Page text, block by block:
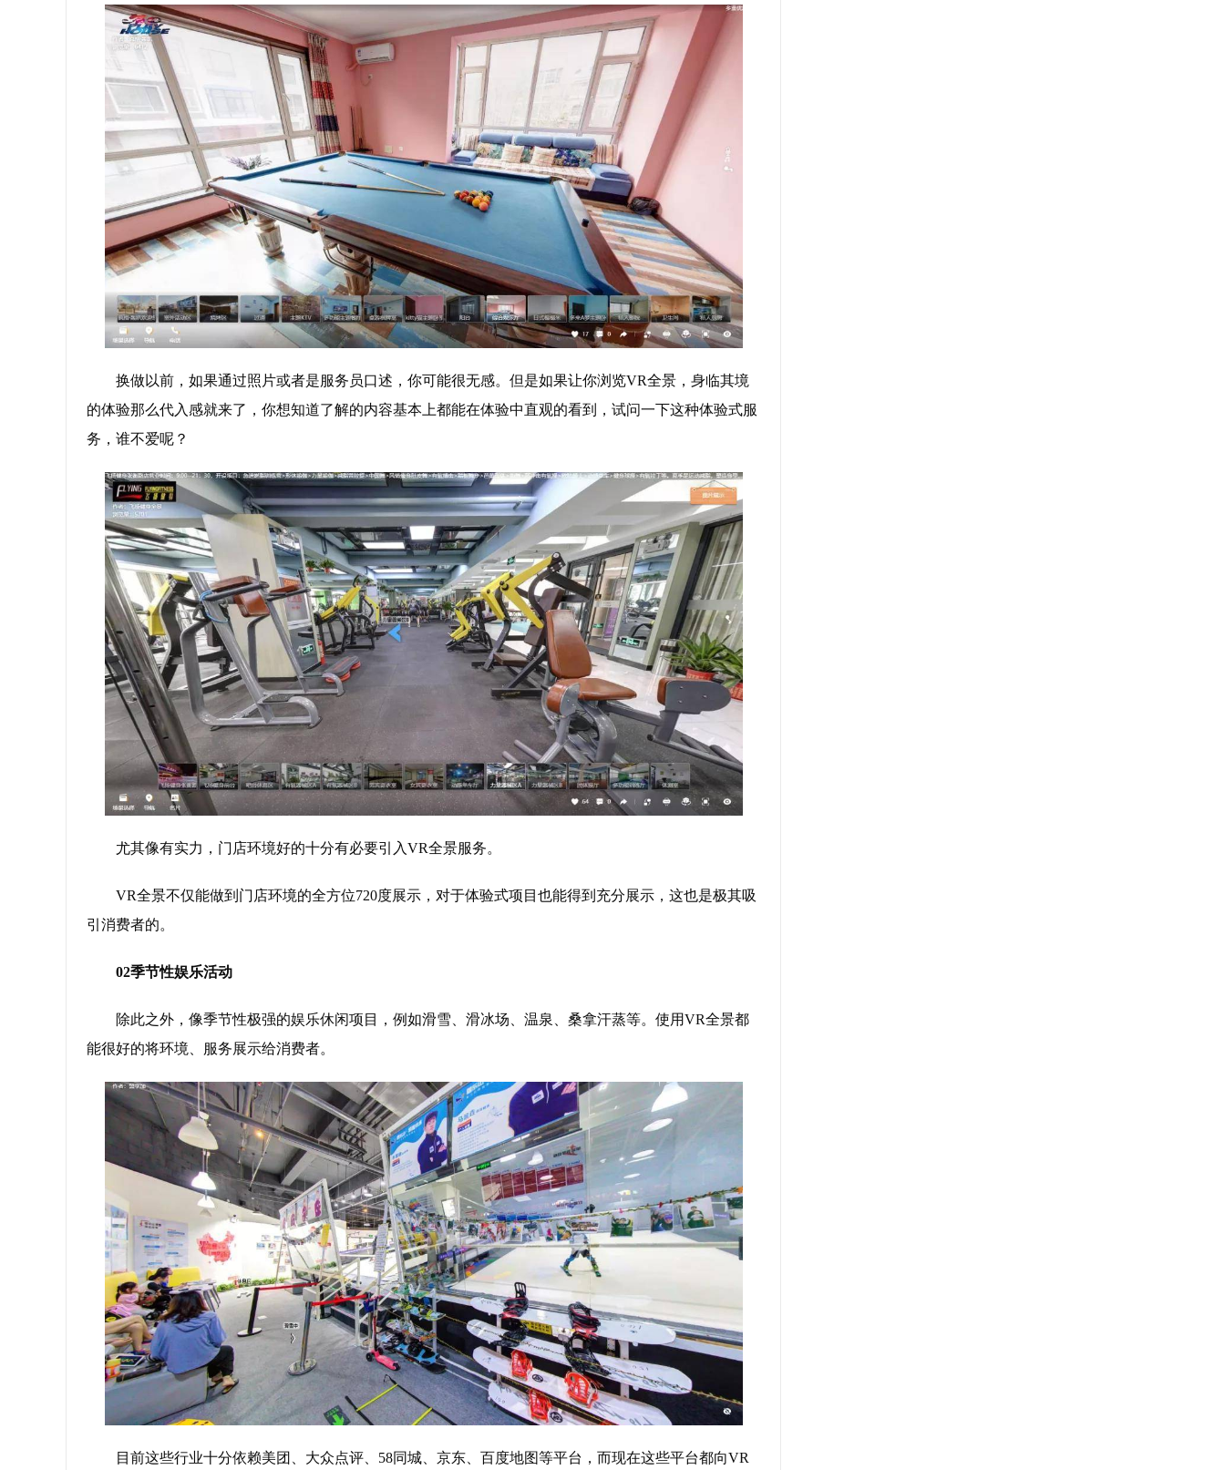
换做以前，如果通过照片或者是服务员口述，你可能很无感。但是如果让你浏览VR全景，身临其境
的体验那么代入感就来了，你想知道了解的内容基本上都能在体验中直观的看到，试问一下这种体验式服
务，谁不爱呢？
尤其像有实力，门店环境好的十分有必要引入VR全景服务。
VR全景不仅能做到门店环境的全方位720度展示，对于体验式项目也能得到充分展示，这也是极其吸
引消费者的。
02季节性娱乐活动
除此之外，像季节性极强的娱乐休闲项目，例如滑雪、滑冰场、温泉、桑拿汗蒸等。使用VR全景都
能很好的将环境、服务展示给消费者。
目前这些行业十分依赖美团、大众点评、58同城、京东、百度地图等平台，而现在这些平台都向VR